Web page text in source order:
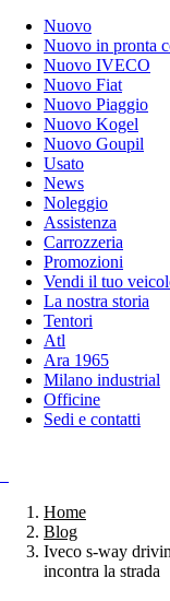
Nuovo
Nuovo in pronta
Nuovo IVECO
Nuovo Fiat
Nuovo Piaggio
Nuovo Kogel
Nuovo Goupil
Usato
News
Noleggio
Assistenza
Carrozzeria
Promozioni
Vendi il tuo
La nostra storia
Tentori
Atl
Ara 1965
Milano industrial
Officine
Sedi e contatti
Home
Blog
Iveco s-way
incontra la strada